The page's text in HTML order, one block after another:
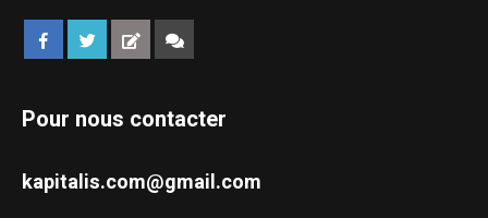
Pour nous contacter
kapitalis.com@gmail.com